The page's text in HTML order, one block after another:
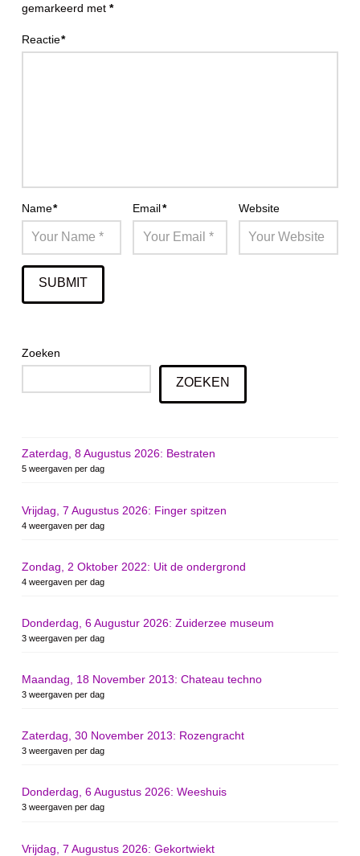
gemarkeerd met *
Reactie*
Name* Email* Website
Zoeken
ZOEKEN
Zaterdag, 8 Augustus 2026: Bestraten
5 weergaven per dag
Vrijdag, 7 Augustus 2026: Finger spitzen
4 weergaven per dag
Zondag, 2 Oktober 2022: Uit de ondergrond
4 weergaven per dag
Donderdag, 6 Augustur 2026: Zuiderzee museum
3 weergaven per dag
Maandag, 18 November 2013: Chateau techno
3 weergaven per dag
Zaterdag, 30 November 2013: Rozengracht
3 weergaven per dag
Donderdag, 6 Augustus 2026: Weeshuis
3 weergaven per dag
Vrijdag, 7 Augustus 2026: Gekortwiekt